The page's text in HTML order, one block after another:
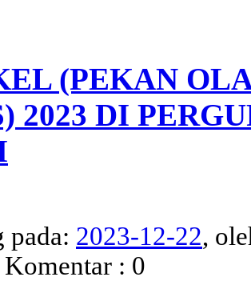
(PEKAN
2023 DI
pada: 2023-12-22,
Komentar : 0